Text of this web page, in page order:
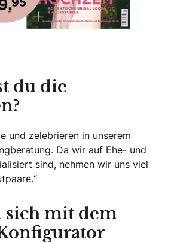
du die
und zelebrieren in unserem
Da wir auf Ehe- und
sind, nehmen wir uns viel
sich mit dem